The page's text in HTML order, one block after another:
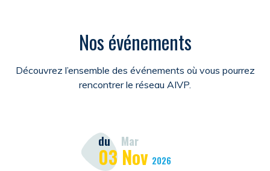
Nos événements
Découvrez l’ensemble des événements où vous pourrez
rencontrer le réseau AIVP.
du Mar
03 Nov 2026